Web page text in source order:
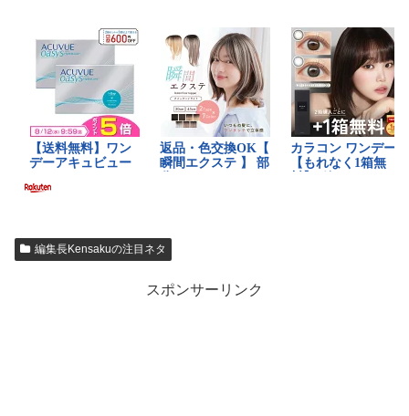
編集長Kensakuの注目ネタ
スポンサーリンク